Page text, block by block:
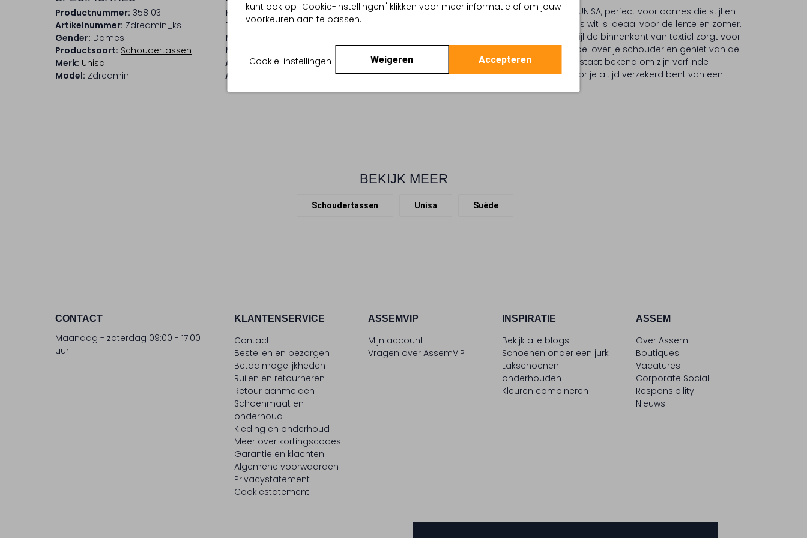
kunt ook op "Cookie-instellingen" klikken voor meer informatie of om jouw
voorkeuren aan te passen.
Cookie-instellingen Weigeren Accepteren
Productnummer: 358103
Artikelnummer: Zdreamin_ks
Gender: Dames
Productsoort: Schoudertassen
Merk: Unisa
Model: Zdreamin
Kleur: Beige
Trends: Classic Tailoring
Materiaal buitenkant:
Materiaal binnenkant:
Afmetingen: 21 X 5 X 10 Cm
Afneembaar hengsel:
Nee
Ontdek de ZDREAMIN schoudertas van UNISA, perfect voor dames die stijl en
functionaliteit waarderen. Deze tas in fris wit is ideaal voor de lente en zomer.
De buitenkant straalt elegantie uit, terwijl de binnenkant van textiel zorgt voor
een zachte touch. Draag 'm comfortabel over je schouder en geniet van de
veelzijdigheid die deze tas biedt. UNISA staat bekend om zijn verfijnde
ontwerpen en oog voor detail, waardoor je altijd verzekerd bent van een
BEKIJK MEER
Schoudertassen Unisa Suède
CONTACT
Maandag - zaterdag 09:00 - 17:00
uur
KLANTENSERVICE
Contact
Bestellen en bezorgen
Betaalmogelijkheden
Ruilen en retourneren
Retour aanmelden
Schoenmaat en
onderhoud
Kleding en onderhoud
Meer over kortingscodes
Garantie en klachten
Algemene voorwaarden
Privacystatement
Cookiestatement
ASSEMVIP
Mijn account
Vragen over AssemVIP
INSPIRATIE
Bekijk alle blogs
Schoenen onder een jurk
Lakschoenen
onderhouden
Kleuren combineren
ASSEM
Over Assem
Boutiques
Vacatures
Corporate Social
Responsibility
Nieuws